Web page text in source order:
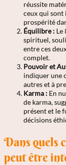
réussite
ceux qui sont
prospérité
Équilibre : Le
spirituel,
entre ces
complet.
Pouvoir et
indiquer une
autres et à
Karma : En
de karma,
présent et le
décisions
Dans quels
peut être